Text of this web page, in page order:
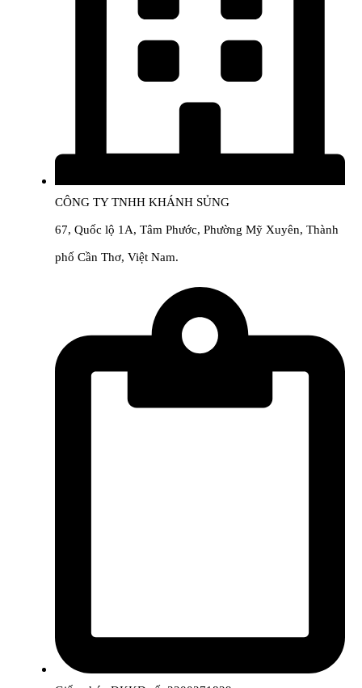
CÔNG TY TNHH KHÁNH SỦNG
67, Quốc lộ 1A, Tâm Phước, Phường Mỹ Xuyên, Thành
phố Cần Thơ, Việt Nam.